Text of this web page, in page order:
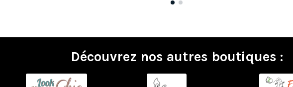
Découvrez nos autres boutiques :